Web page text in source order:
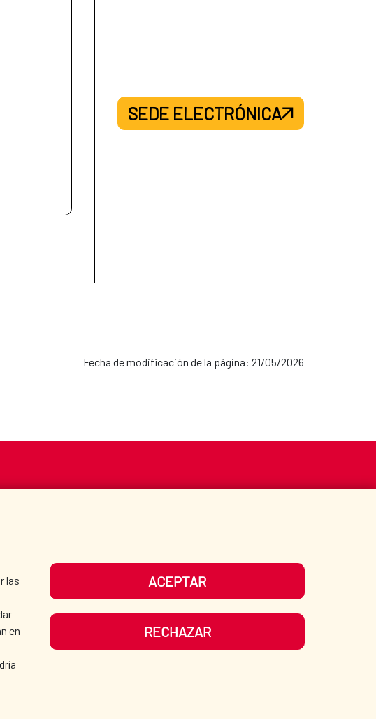
SEDE ELECTRÓNICA
Fecha de modificación de la página: 21/05/2026
las
en
ACEPTAR
RECHAZAR
Y CIENCIA
NUESTRAS REDES SOCIALES